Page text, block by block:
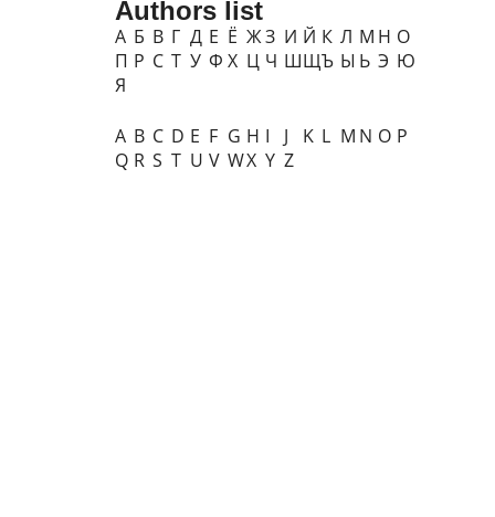
Authors list
А Б В Г Д Е Ё ЖЗ И Й К Л М Н О
П Р С Т У Ф Х Ц Ч ШЩЪ Ы Ь Э Ю
Я
A B C D E F G H I J K L M N O P
Q R S T U V WX Y Z